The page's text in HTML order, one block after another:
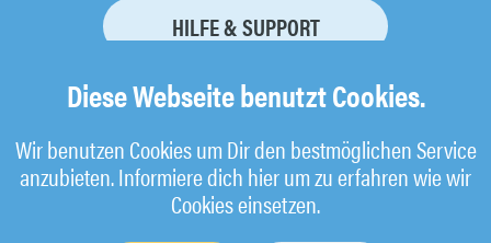
HILFE & SUPPORT
KURSBUCHUNG STORNIEREN
Impressum
AGB
Diese Webseite benutzt Cookies.
Wir benutzen Cookies um Dir den bestmöglichen Service
anzubieten. Informiere dich hier um zu erfahren wie wir
Cookies einsetzen.